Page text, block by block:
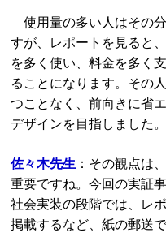
使用量の多い人はその
すが、レポートを見ると
を多く使い、料金を多く
ることになります。その
つことなく、前向きに省
デザインを目指しました。
佐々木先生 ：その観点は
重要ですね。今回の実証
社会実装の段階では、レ
掲載するなど、紙の郵送